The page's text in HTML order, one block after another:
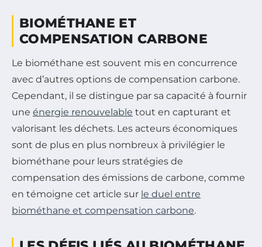
BIOMÉTHANE ET
COMPENSATION CARBONE
Le biométhane est souvent mis en concurrence
avec d’autres options de compensation carbone.
Cependant, il se distingue par sa capacité à fournir
une énergie renouvelable tout en capturant et
valorisant les déchets. Les acteurs économiques
sont de plus en plus nombreux à privilégier le
biométhane pour leurs stratégies de
compensation des émissions de carbone, comme
en témoigne cet article sur le duel entre
biométhane et compensation carbone.